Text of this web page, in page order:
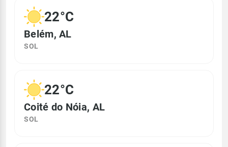
22°C
Belém, AL
SOL
22°C
Coité do Nóia, AL
SOL